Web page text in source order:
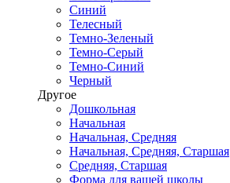
Синий
Телесный
Темно-Зеленый
Темно-Серый
Темно-Синий
Черный
Другое
Дошкольная
Начальная
Начальная, Средняя
Начальная, Средняя, Старшая
Средняя, Старшая
Форма для вашей школы